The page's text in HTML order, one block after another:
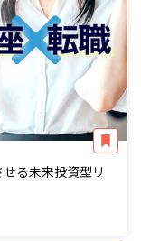
る未来投資型リ